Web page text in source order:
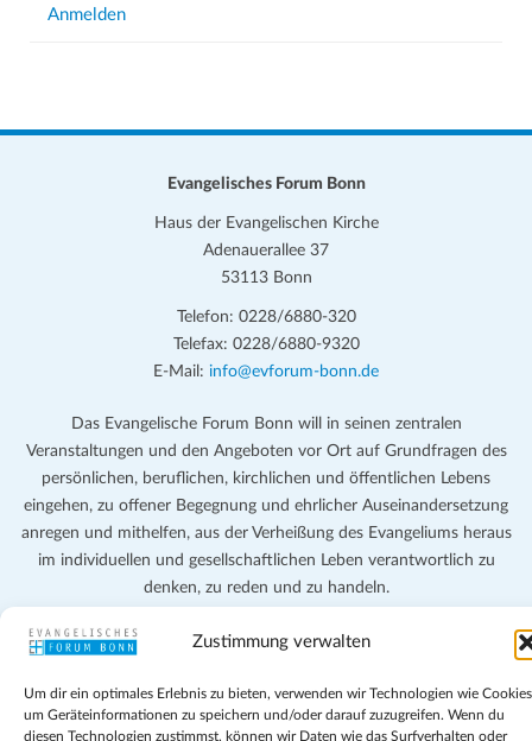
Zustimmung verwalten
Um dir ein optimales Erlebnis zu bieten, verwenden wir Technologien wie
um Geräteinformationen zu speichern und/oder darauf zuzugreifen. Wenn du
diesen Technologien zustimmst, können wir Daten wie das Surfverhalten oder
Anmelden
Evangelisches Forum Bonn
Haus der Evangelischen Kirche
Adenauerallee 37
53113 Bonn
Telefon: 0228/6880-320
Telefax: 0228/6880-9320
E-Mail: info@evforum-bonn.de
Das Evangelische Forum Bonn will in seinen zentralen
Veranstaltungen und den Angeboten vor Ort auf Grundfragen des
persönlichen, beruflichen, kirchlichen und öffentlichen Lebens
eingehen, zu offener Begegnung und ehrlicher Auseinandersetzung
anregen und mithelfen, aus der Verheißung des Evangeliums heraus
im individuellen und gesellschaftlichen Leben verantwortlich zu
denken, zu reden und zu handeln.
Impressum
Teilnahmebedingungen
Evangelische Kirche in Bonn